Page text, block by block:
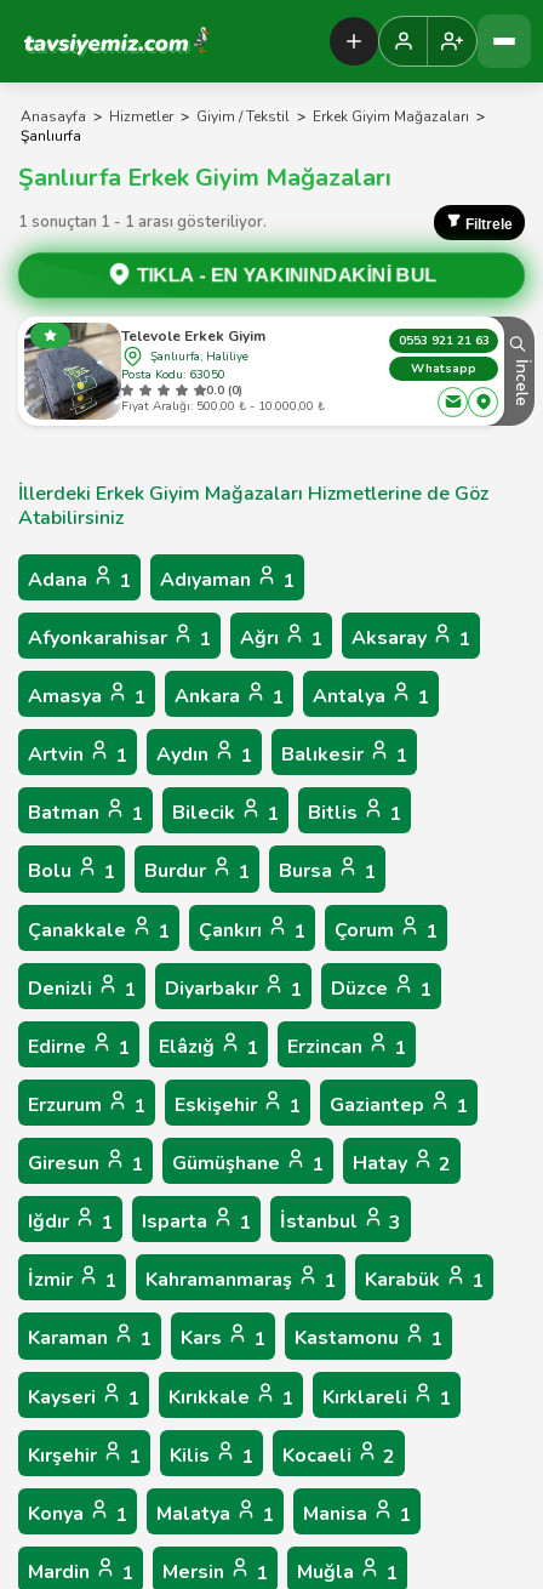
Tavsiyemiz Anasayfa
Anasayfa > Hizmetler > Giyim / Tekstil > Erkek Giyim Mağazaları >
Şanlıurfa
Şanlıurfa Erkek Giyim Mağazaları
1 sonuçtan 1 - 1 arası gösteriliyor. Filtrele
TIKLA - EN YAKININDAKİNİ BUL
Televole Erkek Giyim
Şanlıurfa, Haliliye
Posta Kodu: 63050
0.0 (0)
Fiyat Aralığı: 500,00 ₺ - 10.000,00 ₺
0553 921 21 63
Whatsapp
İncele
İllerdeki Erkek Giyim Mağazaları Hizmetlerine de Göz
Atabilirsiniz
Adana 1 Adıyaman 1
Afyonkarahisar 1 Ağrı 1 Aksaray 1
Amasya 1 Ankara 1 Antalya 1
Artvin 1 Aydın 1 Balıkesir 1
Batman 1 Bilecik 1 Bitlis 1
Bolu 1 Burdur 1 Bursa 1
Çanakkale 1 Çankırı 1 Çorum 1
Denizli 1 Diyarbakır 1 Düzce 1
Edirne 1 Elâzığ 1 Erzincan 1
Erzurum 1 Eskişehir 1 Gaziantep 1
Giresun 1 Gümüşhane 1 Hatay 2
Iğdır 1 Isparta 1 İstanbul 3
İzmir 1 Kahramanmaraş 1 Karabük 1
Karaman 1 Kars 1 Kastamonu 1
Kayseri 1 Kırıkkale 1 Kırklareli 1
Kırşehir 1 Kilis 1 Kocaeli 2
Konya 1 Malatya 1 Manisa 1
Mardin 1 Mersin 1 Muğla 1